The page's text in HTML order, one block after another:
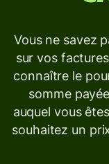
Vous ne savez
sur vos
connaître le
somme
auquel vous
souhaitez un